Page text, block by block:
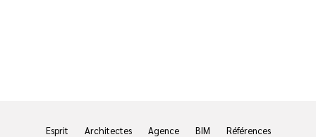
Esprit Architectes Agence BIM
Références